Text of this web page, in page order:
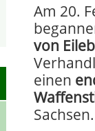
Am 20.
von
einen
Sachsen.